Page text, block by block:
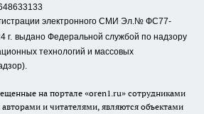
электронного СМИ Эл.№ ФС77-
г. выдано Федеральной службой по надзору
технологий и массовых
на портале «oren1.ru» сотрудниками
и читателями, являются объектами